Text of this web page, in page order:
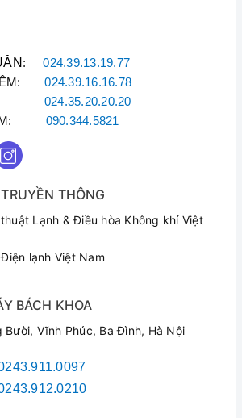
:024.39.13.19.77
024.39.16.16.78
ĐA: 024.35.20.20.20
090.344.5821
THÔNG
Lạnh & Điều hòa Không khí Việt
lạnh Việt Nam
BÁCH KHOA
Vĩnh Phúc, Ba Đình, Hà Nội